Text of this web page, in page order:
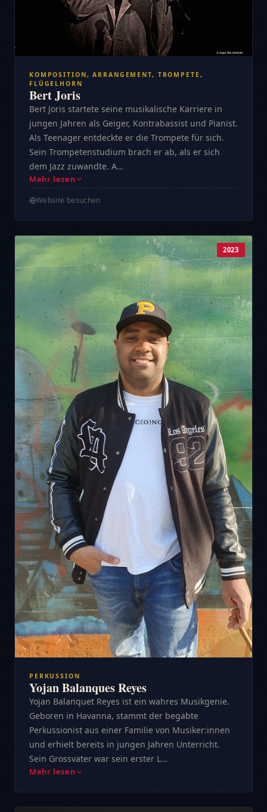
KOMPOSITION, ARRANGEMENT, TROMPETE,
FLÜGELHORN
Bert Joris
Bert Joris startete seine musikalische Karriere in
jungen Jahren als Geiger, Kontrabassist und Pianist.
Als Teenager entdeckte er die Trompete für sich.
Sein Trompetenstudium brach er ab, als er sich
dem Jazz zuwandte. A…
Mehr lesen
Website besuchen
2023
PERKUSSION
Yojan Balanques Reyes
Yojan Balanquet Reyes ist ein wahres Musikgenie.
Geboren in Havanna, stammt der begabte
Perkussionist aus einer Familie von Musiker:innen
und erhielt bereits in jungen Jahren Unterricht.
Sein Grossvater war sein erster L…
Mehr lesen